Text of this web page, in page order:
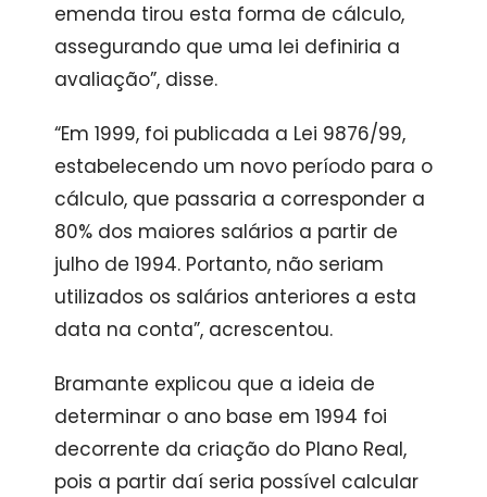
emenda tirou esta forma de cálculo,
assegurando que uma lei definiria a
avaliação”, disse.
“Em 1999, foi publicada a Lei 9876/99,
estabelecendo um novo período para o
cálculo, que passaria a corresponder a
80% dos maiores salários a partir de
julho de 1994. Portanto, não seriam
utilizados os salários anteriores a esta
data na conta”, acrescentou.
Bramante explicou que a ideia de
determinar o ano base em 1994 foi
decorrente da criação do Plano Real,
pois a partir daí seria possível calcular